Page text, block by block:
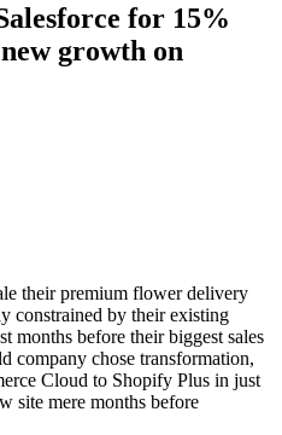
for 15%
growth on
their premium flower delivery
constrained by their existing
months before their biggest sales
company chose transformation,
Cloud to Shopify Plus in just
site mere months before